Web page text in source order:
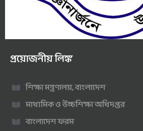
প্রয়োজনীয় লিঙ্ক
শিক্ষা মন্ত্রণালয়, বাংলাদেশ
মাধ্যমিক ও উচ্চশিক্ষা অধিদপ্তর
বাংলাদেশ ফরম